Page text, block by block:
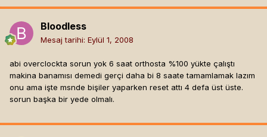
Bloodless
Mesaj tarihi: Eylül 1, 2008
abi overclockta sorun yok 6 saat orthosta %100 yükte çalıştı
makina banamısı demedi gerçi daha bi 8 saate tamamlamak lazım
onu ama işte msnde bişiler yaparken reset attı 4 defa üst üste.
sorun başka bir yede olmalı.